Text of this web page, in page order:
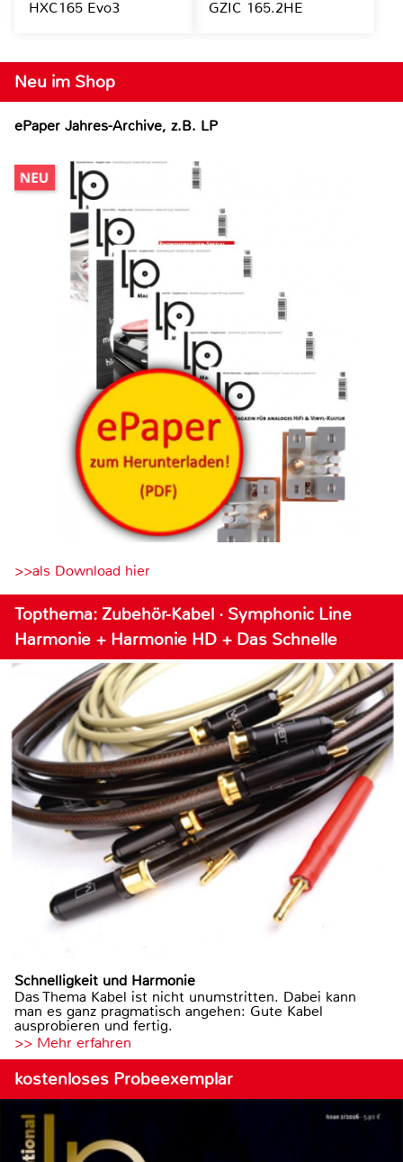
Neu im Shop
ePaper Jahres-Archive, z.B. LP
>>als Download hier
Topthema: Zubehör-Kabel · Symphonic Line
Harmonie + Harmonie HD + Das Schnelle
Schnelligkeit und Harmonie
Das Thema Kabel ist nicht unumstritten. Dabei kann
man es ganz pragmatisch angehen: Gute Kabel
ausprobieren und fertig.
>> Mehr erfahren
kostenloses Probeexemplar
HXC165 Evo3 GZIC 165.2HE